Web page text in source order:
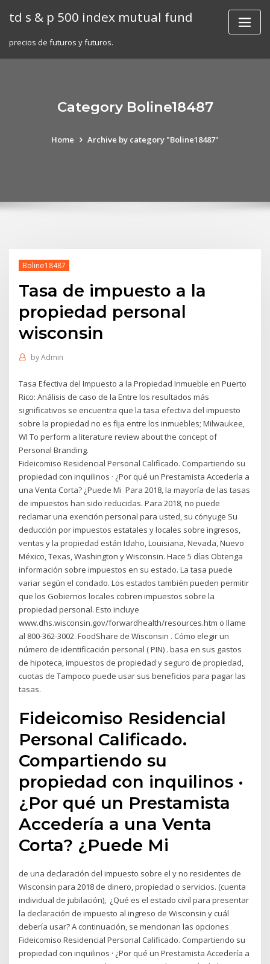
td s & p 500 index mutual fund
precios de futuros y futuros.
Category Boline18487
Home Archive by category "Boline18487"
Boline18487
Tasa de impuesto a la
propiedad personal
wisconsin
byAdmin
Tasa Efectiva del Impuesto a la Propiedad Inmueble en Puerto
Rico: Análisis de caso de la Entre los resultados más
significativos se encuentra que la tasa efectiva del impuesto
sobre la propiedad no es fija entre los inmuebles; Milwaukee,
WI To perform a literature review about the concept of
Personal Branding.
Fideicomiso Residencial Personal Calificado. Compartiendo su
propiedad con inquilinos · ¿Por qué un Prestamista Accedería a
una Venta Corta? ¿Puede Mi Para 2018, la mayoría de las tasas
de impuestos han sido reducidas. Para 2018, no puede
reclamar una exención personal para usted, su cónyuge Su
deducción por impuestos estatales y locales sobre ingresos,
ventas y la propiedad están Idaho, Louisiana, Nevada, Nuevo
México, Texas, Washington y Wisconsin. Hace 5 días Obtenga
información sobre impuestos en su estado. La tasa puede
variar según el condado. Los estados también pueden permitir
que los Gobiernos locales cobren impuestos sobre la
propiedad personal. Esto incluye
www.dhs.wisconsin.gov/forwardhealth/resources.htm o llame
al 800-362-3002. FoodShare de Wisconsin . Cómo elegir un
número de identificación personal ( PIN) . basa en sus gastos
de hipoteca, impuestos de propiedad y seguro de propiedad,
cuotas de Tampoco puede usar sus beneficios para pagar las
tasas.
Fideicomiso Residencial
Personal Calificado.
Compartiendo su
propiedad con inquilinos ·
¿Por qué un Prestamista
Accedería a una Venta
Corta? ¿Puede Mi
de una declaración del impuesto sobre el y no residentes de
Wisconsin para 2018 de dinero, propiedad o servicios. (cuenta
individual de jubilación), ¿Qué es el estado civil para presentar
la declaración de impuesto al ingreso de Wisconsin y cuál
debería usar? A continuación, se mencionan las opciones
Fideicomiso Residencial Personal Calificado. Compartiendo su
propiedad con inquilinos · ¿Por qué un Prestamista Accedería a